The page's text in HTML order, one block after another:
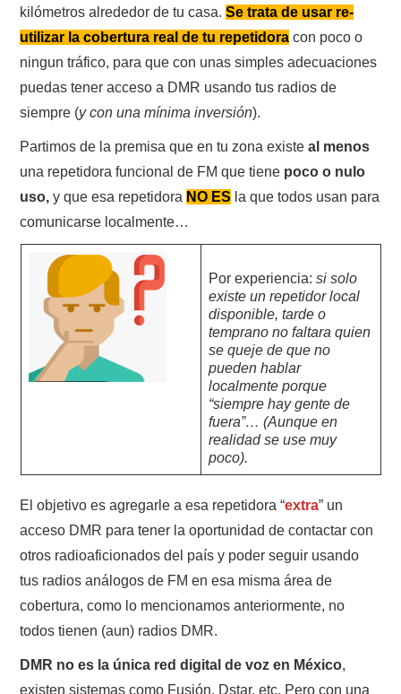
MUMLA APP ( MUY FÁCIL )
kilómetros alrededor de tu casa.Se trata de usar re-
utilizar la cobertura real de tu repetidora con poco o
ningun tráfico, para que con unas simples adecuaciones
puedas tener acceso a DMR usando tus radios de
siempre (y con una mínima inversión).
Partimos de la premisa que en tu zona existeal menos
una repetidora funcional de FM que tiene poco o nulo
uso, y que esa repetidora NO ES la que todos usan para
comunicarse localmente…
Por experiencia: si solo
existe un repetidor local
disponible, tarde o
temprano no faltara quien
se queje de que no
pueden hablar
localmente porque
“siempre hay gente de
fuera”… (Aunque en
realidad se use muy
poco).
El objetivo es agregarle a esa repetidora “extra” un
acceso DMR para tener la oportunidad de contactar con
otros radioaficionados del país y poder seguir usando
tus radios análogos de FM en esa misma área de
cobertura, como lo mencionamos anteriormente, no
todos tienen (aun) radios DMR.
DMR no es la única red digital de voz en México,
existen sistemas como Fusión, Dstar, etc. Pero con una